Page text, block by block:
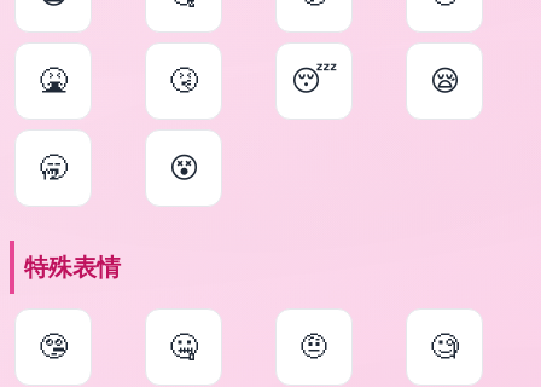
🤮 🤧 😴 😪
🥱 😵
特殊表情
🤥 🤐 🤨 🧐